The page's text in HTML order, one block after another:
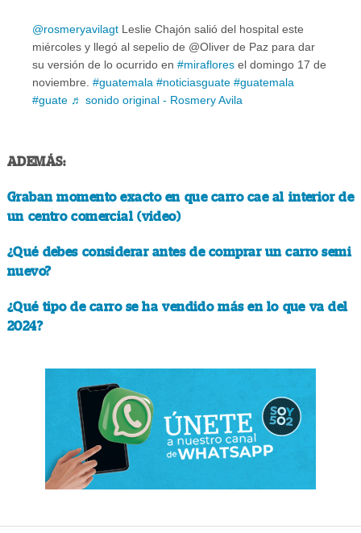
@rosmeryavilagt Leslie Chajón salió del hospital este
miércoles y llegó al sepelio de @Oliver de Paz para dar
su versión de lo ocurrido en #miraflores el domingo 17 de
noviembre. #guatemala #noticiasguate #guatemala
#guate ♬ sonido original - Rosmery Avila
ADEMÁS:
Graban momento exacto en que carro cae al interior de
un centro comercial (video)
¿Qué debes considerar antes de comprar un carro semi
nuevo?
¿Qué tipo de carro se ha vendido más en lo que va del
2024?